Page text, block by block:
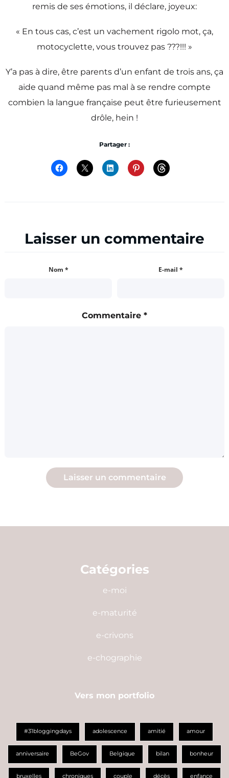
remis de ses émotions, il déclare, joyeux:
« En tous cas, c’est un vachement rigolo mot, ça,
motocyclette, vous trouvez pas ???!!! »
Y’a pas à dire, être parents d’un enfant de trois ans, ça
aide quand même pas mal à se rendre compte
combien la langue française peut être furieusement
drôle, hein !
Partager :
Laisser un commentaire
Nom * E-mail *
Commentaire *
Catégories
e-moi
e-maturité
e-crivons
e-chographie
Vers mon portfolio
#31bloggingdays adolescence amitié amour
anniversaire BeGov Belgique bilan bonheur
bruxelles chroniques couple décès enfance